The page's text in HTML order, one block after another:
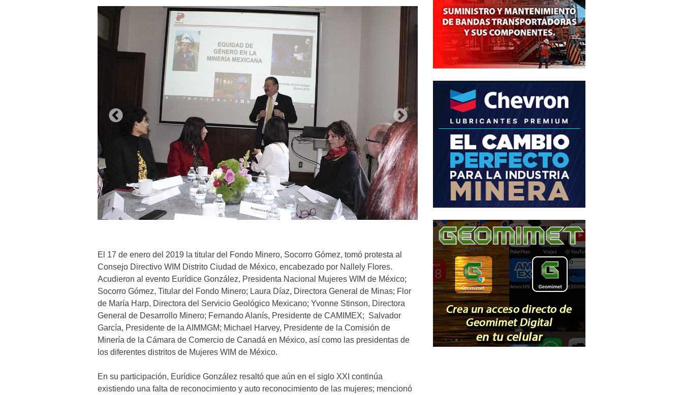
El 17 de enero del 2019 la titular del Fondo Minero, Socorro Gómez, tomó protesta al
Consejo Directivo WIM Distrito Ciudad de México, encabezado por Nallely Flores.
Acudieron al evento Eurídice González, Presidenta Nacional Mujeres WIM de México;
Socorro Gómez, Titular del Fondo Minero; Laura Díaz, Directora General de Minas; Flor
de María Harp, Directora del Servicio Geológico Mexicano; Yvonne Stinson, Directora
General de Desarrollo Minero; Fernando Alanís, Presidente de CAMIMEX; Salvador
García, Presidente de la AIMMGM; Michael Harvey, Presidente de la Comisión de
Minería de la Cámara de Comercio de Canadá en México, así como las presidentas de
los diferentes distritos de Mujeres WIM de México.
En su participación, Eurídice González resaltó que aún en el siglo XXI continúa
existiendo una falta de reconocimiento y auto reconocimiento de las mujeres; mencionó